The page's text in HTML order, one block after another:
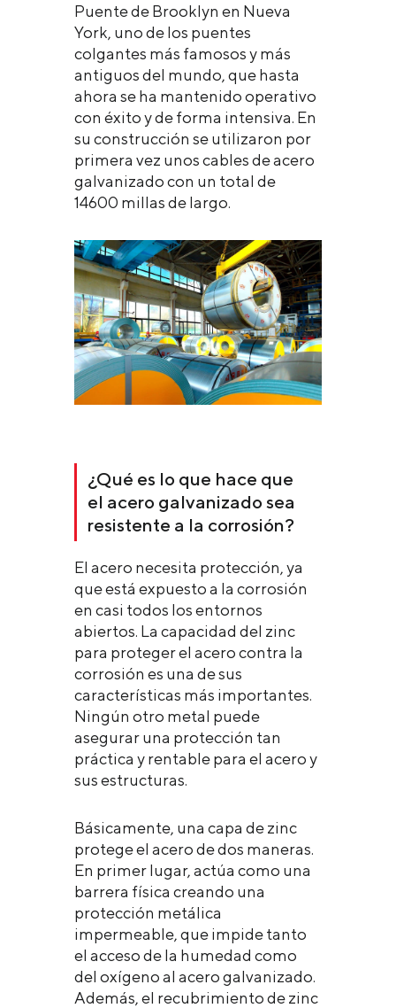
Puente de Brooklyn en Nueva
York, uno de los puentes
colgantes más famosos y más
antiguos del mundo, que hasta
ahora se ha mantenido operativo
con éxito y de forma intensiva. En
su construcción se utilizaron por
primera vez unos cables de acero
galvanizado con un total de
14600 millas de largo.
¿Qué es lo que hace que
el acero galvanizado sea
resistente a la corrosión?
El acero necesita protección, ya
que está expuesto a la corrosión
en casi todos los entornos
abiertos. La capacidad del zinc
para proteger el acero contra la
corrosión es una de sus
características más importantes.
Ningún otro metal puede
asegurar una protección tan
práctica y rentable para el acero y
sus estructuras.
Básicamente, una capa de zinc
protege el acero de dos maneras.
En primer lugar, actúa como una
barrera física creando una
protección metálica
impermeable, que impide tanto
el acceso de la humedad como
del oxígeno al acero galvanizado.
Además, el recubrimiento de zinc